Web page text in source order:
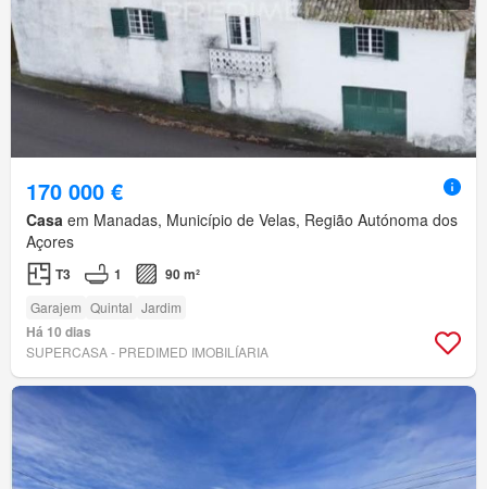
170 000 €
Casa em Manadas, Município de Velas, Região Autónoma dos
Açores
T3 1 90 m²
Garajem Quintal Jardim
Há 10 dias
SUPERCASA - PREDIMED IMOBILÍARIA